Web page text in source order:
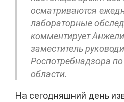
осматриваются
лабораторные
комментирует
заместитель
Роспотребнадзора
области.
На сегодняшний день